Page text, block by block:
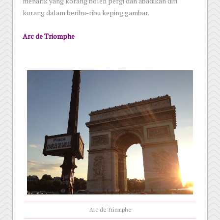
korang dalam beribu-ribu keping gambar.
Arc de Triomphe
Arc de Triomphe